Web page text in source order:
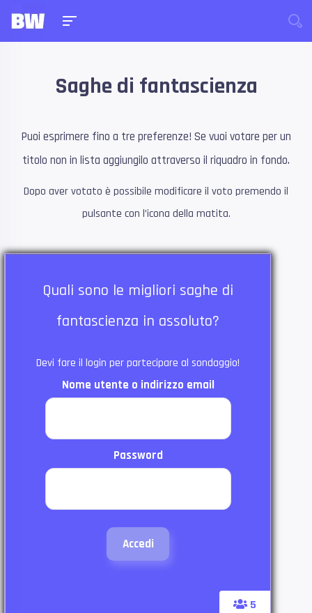
Saghe di fantascienza
Puoi esprimere fino a tre preferenze! Se vuoi votare per un
titolo non in lista aggiungilo attraverso il riquadro in fondo.
Dopo aver votato è possibile modificare il voto premendo il
pulsante con l’icona della matita.
5
Quali sono le migliori saghe di
fantascienza in assoluto?
Devi fare il login per partecipare al sondaggio!
Nome utente o indirizzo email
Password